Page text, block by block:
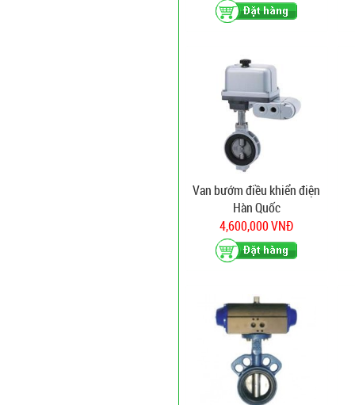
Van bướm điều khiển điện
Hàn Quốc
4,600,000 VNĐ